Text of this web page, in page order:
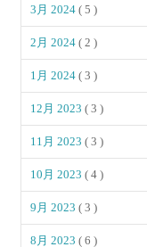
3月 2024( 5 )
2月 2024( 2 )
1月 2024( 3 )
12月 2023( 3 )
11月 2023( 3 )
10月 2023( 4 )
9月 2023( 3 )
8月 2023( 6 )